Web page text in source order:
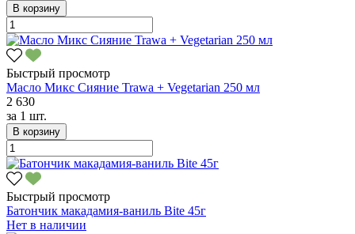
В корзину
Быстрый просмотр
Масло Микс Сияние Trawa + Vegetarian 250 мл
2 630
за 1 шт.
В корзину
Быстрый просмотр
Батончик макадамия-ваниль Bite 45г
Нет в наличии